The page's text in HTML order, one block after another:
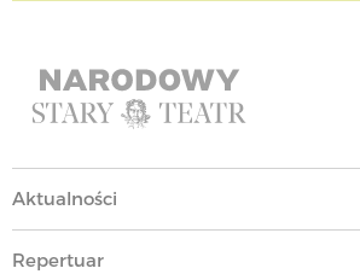
Aktualności
Repertuar